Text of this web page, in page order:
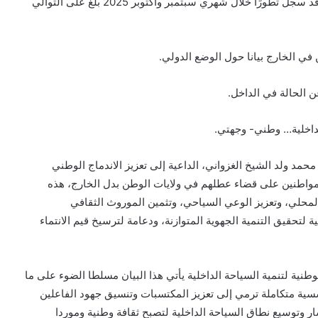
في الخارج بيانا حول الوضع الدولي.
عن الحالة في الداخل.
وطني- وجهتي.
ولد الشيخ الغزواني، الداعية إلى تعزيز الاندماج الوطني
على قضاء عطلهم في ولايات الوطن بدل الخارج، هذه
وتعزيز الوعي السياحي، وتثمين الموروث الثقافي
لتحقيق التنمية الجهوية المتوازنة، ودعامة لترسيخ قيم الانتماء
لتنمية السياحة الداخلية يأتي هذا البيان مسلطا الضوء على ما
متكاملة ترمي إلى تعزيز المكتسبات وتنسيق جهود الفاعلين
نطاق السياحة الداخلية لتصبح ثقافة وطنية وموردا